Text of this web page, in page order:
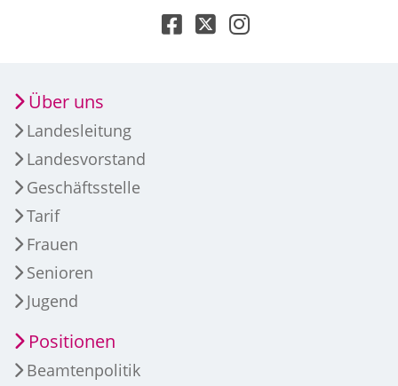
Über uns
Landesleitung
Landesvorstand
Geschäftsstelle
Tarif
Frauen
Senioren
Jugend
Positionen
Beamtenpolitik